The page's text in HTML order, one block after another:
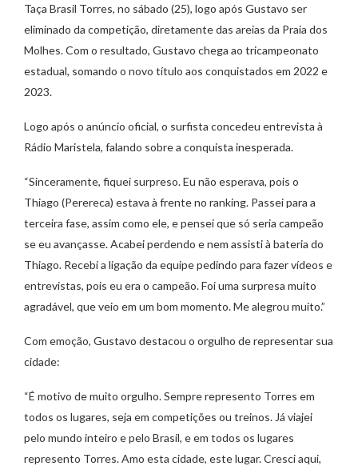
Taça Brasil Torres, no sábado (25), logo após Gustavo ser
eliminado da competição, diretamente das areias da Praia dos
Molhes. Com o resultado, Gustavo chega ao tricampeonato
estadual, somando o novo título aos conquistados em 2022 e
2023.
Logo após o anúncio oficial, o surfista concedeu entrevista à
Rádio Maristela, falando sobre a conquista inesperada.
“Sinceramente, fiquei surpreso. Eu não esperava, pois o
Thiago (Perereca) estava à frente no ranking. Passei para a
terceira fase, assim como ele, e pensei que só seria campeão
se eu avançasse. Acabei perdendo e nem assisti à bateria do
Thiago. Recebi a ligação da equipe pedindo para fazer vídeos e
entrevistas, pois eu era o campeão. Foi uma surpresa muito
agradável, que veio em um bom momento. Me alegrou muito.”
Com emoção, Gustavo destacou o orgulho de representar sua
cidade:
“É motivo de muito orgulho. Sempre represento Torres em
todos os lugares, seja em competições ou treinos. Já viajei
pelo mundo inteiro e pelo Brasil, e em todos os lugares
represento Torres. Amo esta cidade, este lugar. Cresci aqui,